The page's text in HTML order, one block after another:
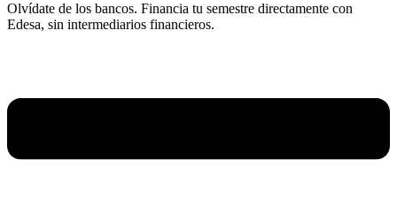
Olvídate de los bancos. Financia tu semestre directamente con
Edesa, sin intermediarios financieros.